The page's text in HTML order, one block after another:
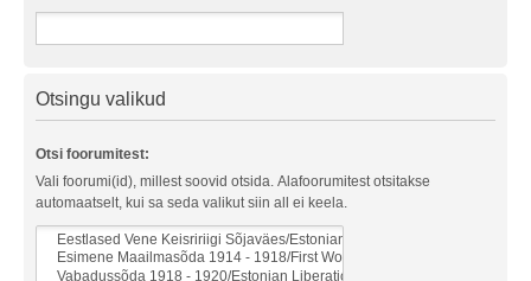
Otsingu valikud
Otsi foorumitest:
Vali foorumi(id), millest soovid otsida. Alafoorumitest otsitakse
automaatselt, kui sa seda valikut siin all ei keela.